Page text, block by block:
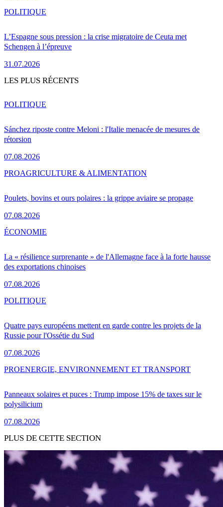
L’Espagne sous pression : la crise migratoire de Ceuta met
Schengen à l’épreuve
31.07.2026
POLITIQUE
LES PLUS RÉCENTS
Sánchez riposte contre Meloni : l'Italie menacée de mesures de
rétorsion
07.08.2026
POLITIQUE
Poulets, bovins et ours polaires : la grippe aviaire se propage
07.08.2026
PROAGRICULTURE & ALIMENTATION
La « résilience surprenante » de l'Allemagne face à la forte hausse
des exportations chinoises
07.08.2026
ÉCONOMIE
Quatre pays européens mettent en garde contre les projets de la
Russie pour l'Ossétie du Sud
07.08.2026
POLITIQUE
Panneaux solaires et puces : Trump impose 15% de taxes sur le
polysilicium
07.08.2026
PROENERGIE, ENVIRONNEMENT ET TRANSPORT
PLUS DE CETTE SECTION